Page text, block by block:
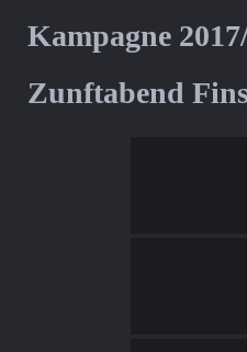
Kampagne
Zunftabend